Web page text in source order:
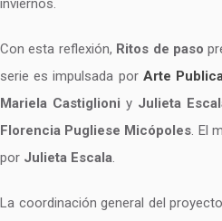
inviernos.
Con esta reflexión, Ritos de paso
serie es impulsada por Arte
Mariela Castiglioni y Julieta
Florencia Pugliese Micópoles. El
por Julieta Escala.
La coordinación general del